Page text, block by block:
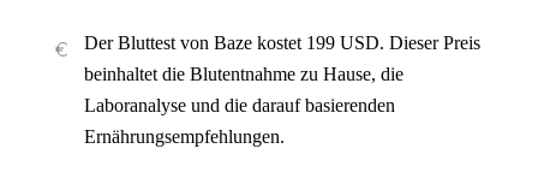
Der Bluttest von Baze kostet 199 USD. Dieser Preis
beinhaltet die Blutentnahme zu Hause, die
Laboranalyse und die darauf basierenden
Ernährungsempfehlungen.